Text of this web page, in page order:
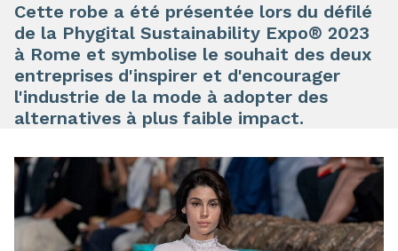
Cette robe a été présentée lors du défilé
de la Phygital Sustainability Expo® 2023
à Rome et symbolise le souhait des deux
entreprises d'inspirer et d'encourager
l'industrie de la mode à adopter des
alternatives à plus faible impact.